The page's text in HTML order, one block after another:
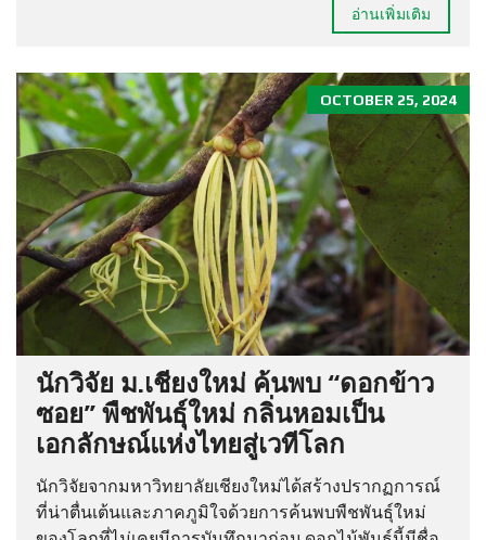
อ่านเพิ่มเติม
OCTOBER 25, 2024
นักวิจัย ม.เชียงใหม่ ค้นพบ “ดอกข้าว
ซอย” พืชพันธุ์ใหม่ กลิ่นหอมเป็น
เอกลักษณ์แห่งไทยสู่เวทีโลก
นักวิจัยจากมหาวิทยาลัยเชียงใหม่ได้สร้างปรากฏการณ์
ที่น่าตื่นเต้นและภาคภูมิใจด้วยการค้นพบพืชพันธุ์ใหม่